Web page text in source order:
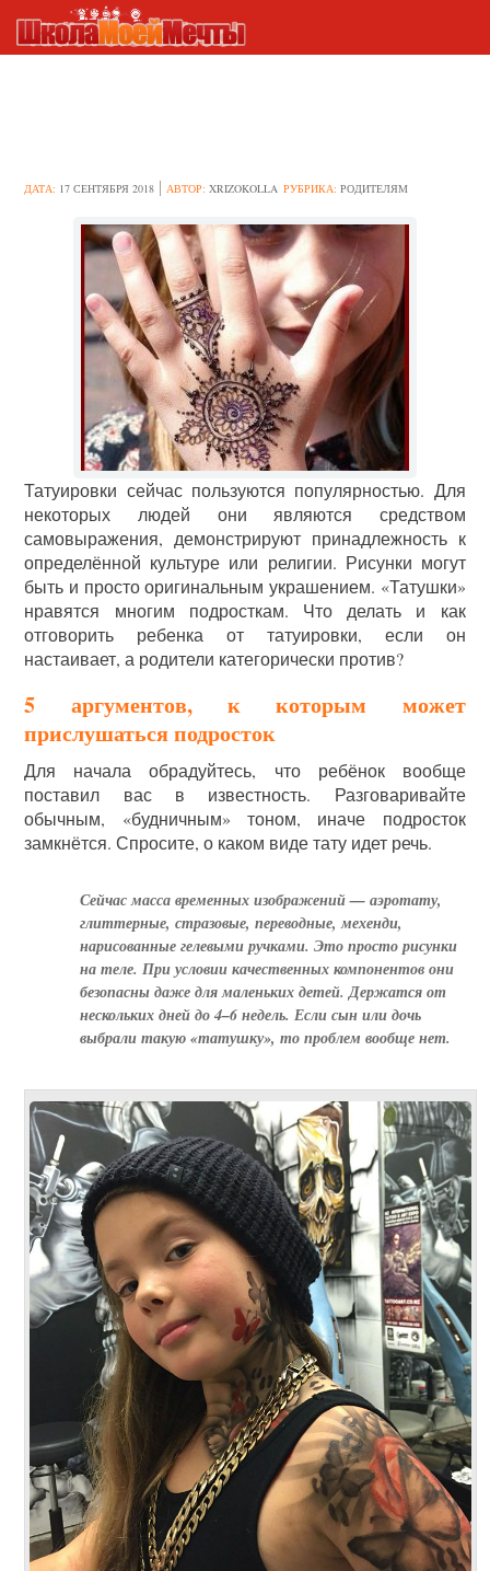
ДАТА: 17 СЕНТЯБРЯ 2018 АВТОР:XRIZOKOLLA РУБРИКА:РОДИТЕЛЯМ
Татуировки сейчас пользуются популярностью. Для
некоторых людей они являются средством
самовыражения, демонстрируют принадлежность к
определённой культуре или религии. Рисунки могут
быть и просто оригинальным украшением. «Татушки»
нравятся многим подросткам. Что делать и как
отговорить ребенка от татуировки, если он
настаивает, а родители категорически против?
5 аргументов, к которым может
прислушаться подросток
Для начала обрадуйтесь, что ребёнок вообще
поставил вас в известность. Разговаривайте
обычным, «будничным» тоном, иначе подросток
замкнётся. Спросите, о каком виде тату идет речь.
Сейчас масса временных изображений — аэротату,
глиттерные, стразовые, переводные, мехенди,
нарисованные гелевыми ручками. Это просто рисунки
на теле. При условии качественных компонентов они
безопасны даже для маленьких детей. Держатся от
нескольких дней до 4–6 недель. Если сын или дочь
выбрали такую «татушку», то проблем вообще нет.